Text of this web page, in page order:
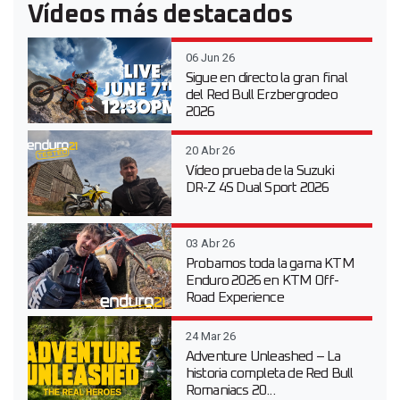
Vídeos más destacados
06 Jun 26
Sigue en directo la gran final
del Red Bull Erzbergrodeo
2026
20 Abr 26
Vídeo prueba de la Suzuki
DR-Z 4S Dual Sport 2026
03 Abr 26
Probamos toda la gama KTM
Enduro 2026 en KTM Off-
Road Experience
24 Mar 26
Adventure Unleashed – La
historia completa de Red Bull
Romaniacs 20...